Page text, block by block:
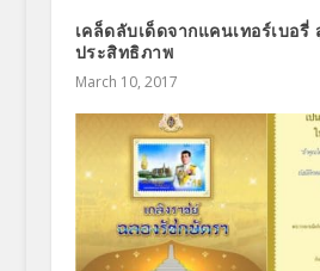
เคล็ดลับเด็ดจากแคนเทอร์เบอรี่
ประสิทธิภาพ
March 10, 2017